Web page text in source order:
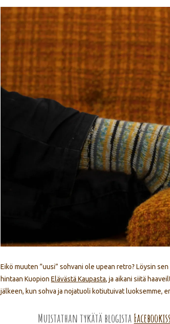
Eikö muuten ”uusi” sohvani ole upean retro? Löysin
hintaan Kuopion Elävästä Kaupasta, ja aikani siitä
jälkeen, kun sohva ja nojatuoli kotiutuivat luoksemme,
Muistathan tykätä blogista